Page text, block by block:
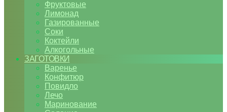
Фруктовые
Лимонад
Газированные
Соки
Коктейли
Алкогольные
ЗАГОТОВКИ
Варенье
Конфитюр
Повидло
Лечо
Маринование